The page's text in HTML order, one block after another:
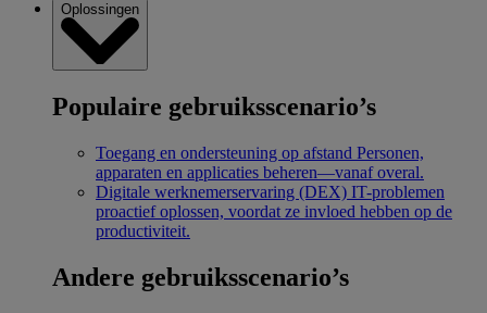
Oplossingen
Populaire gebruiksscenario’s
Toegang en ondersteuning op afstand Personen,
apparaten en applicaties beheren—vanaf overal.
Digitale werknemerservaring (DEX) IT-problemen
proactief oplossen, voordat ze invloed hebben op de
productiviteit.
Andere gebruiksscenario’s